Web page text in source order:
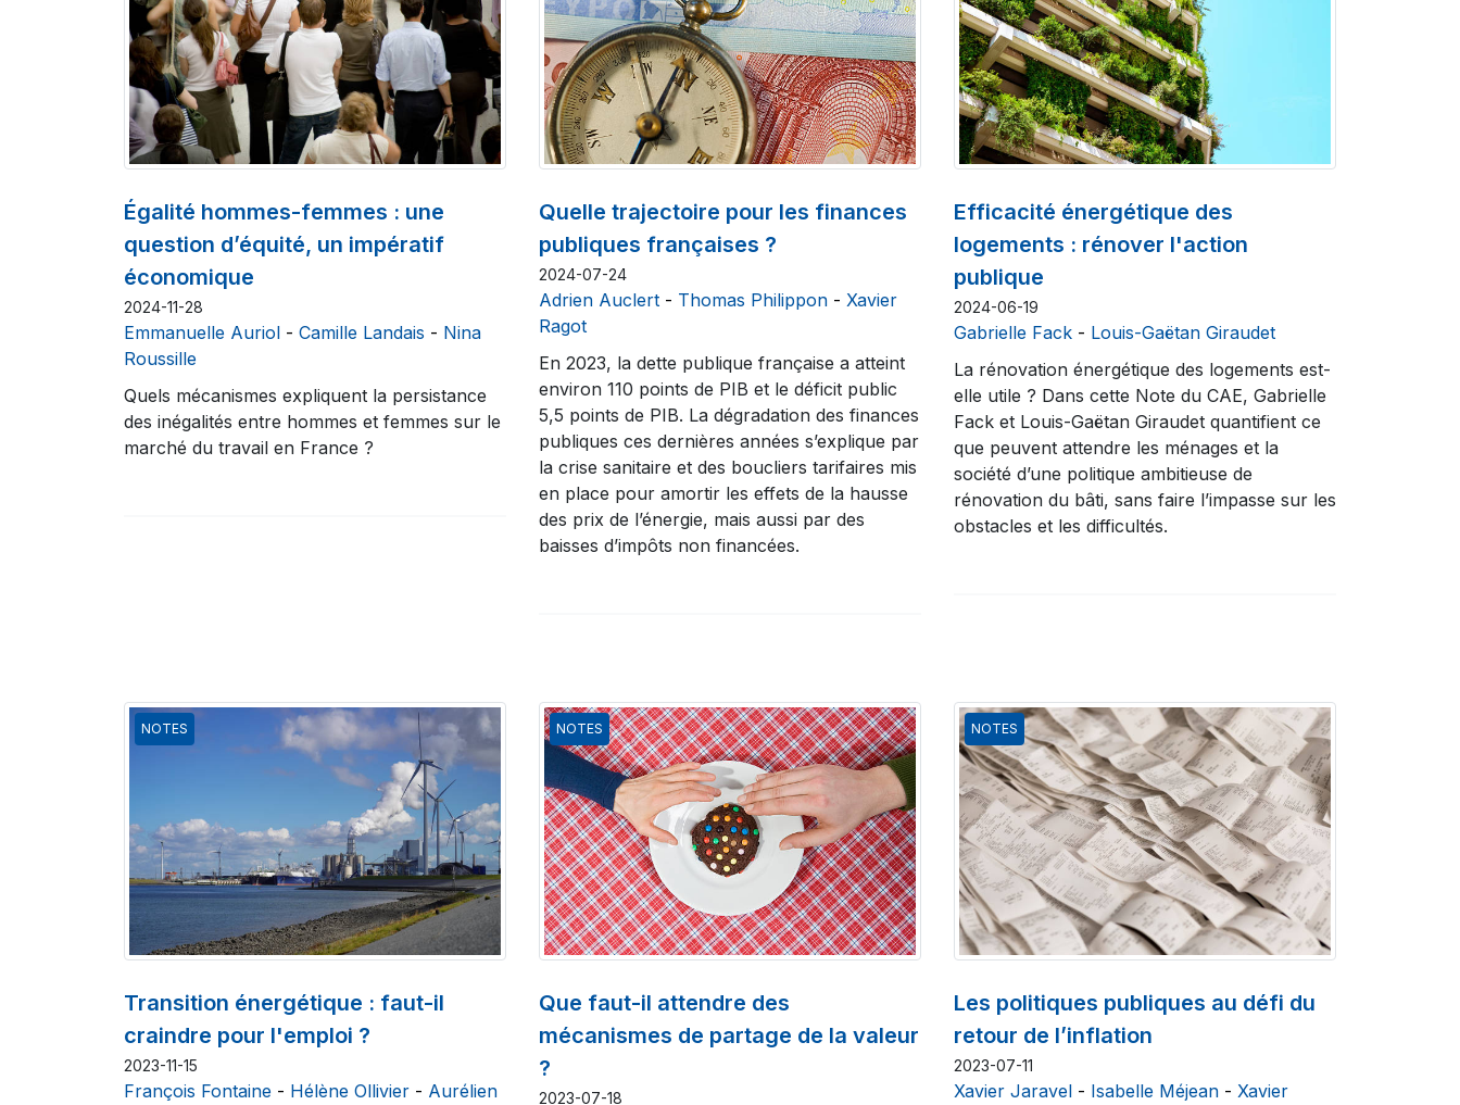
Égalité hommes-femmes : une
question d’équité, un impératif
économique
2024-11-28
Emmanuelle Auriol - Camille Landais - Nina
Roussille
Quels mécanismes expliquent la persistance
des inégalités entre hommes et femmes sur le
marché du travail en France ?
Quelle trajectoire pour les finances
publiques françaises ?
2024-07-24
Adrien Auclert - Thomas Philippon - Xavier
Ragot
En 2023, la dette publique française a atteint
environ 110 points de PIB et le déficit public
5,5 points de PIB. La dégradation des finances
publiques ces dernières années s’explique par
la crise sanitaire et des boucliers tarifaires mis
en place pour amortir les effets de la hausse
des prix de l’énergie, mais aussi par des
baisses d’impôts non financées.
Efficacité énergétique des
logements : rénover l'action
publique
2024-06-19
Gabrielle Fack - Louis-Gaëtan Giraudet
La rénovation énergétique des logements est-
elle utile ? Dans cette Note du CAE, Gabrielle
Fack et Louis-Gaëtan Giraudet quantifient ce
que peuvent attendre les ménages et la
société d’une politique ambitieuse de
rénovation du bâti, sans faire l’impasse sur les
obstacles et les difficultés.
NOTES
Transition énergétique : faut-il
craindre pour l'emploi ?
2023-11-15
François Fontaine - Hélène Ollivier - Aurélien
NOTES
Que faut-il attendre des
mécanismes de partage de la valeur
?
2023-07-18
NOTES
Les politiques publiques au défi du
retour de l’inflation
2023-07-11
Xavier Jaravel - Isabelle Méjean - Xavier